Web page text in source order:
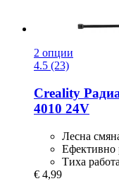
2 опции
4.5 (23)
Creality
4010 24V
Лесна
Ефективно
Тиха работа
€ 4,99